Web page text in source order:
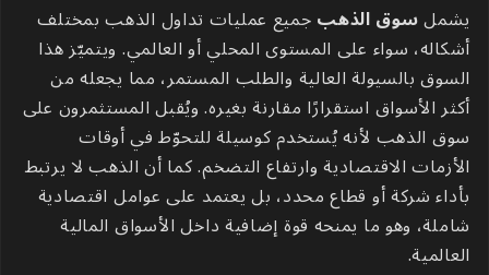
يشملسوق الذهبجميع عمليات تداول الذهب بمختلف
أشكاله، سواء على المستوى المحلي أو العالمي. ويتميّز هذا
السوق بالسيولة العالية والطلب المستمر، مما يجعله من
أكثر الأسواق استقرارًا مقارنة بغيره. ويُقبل المستثمرون على
سوق الذهب لأنه يُستخدم كوسيلة للتحوّط في أوقات
الأزمات الاقتصادية وارتفاع التضخم. كما أن الذهب لا يرتبط
بأداء شركة أو قطاع محدد، بل يعتمد على عوامل اقتصادية
شاملة، وهو ما يمنحه قوة إضافية داخل الأسواق المالية
العالمية.